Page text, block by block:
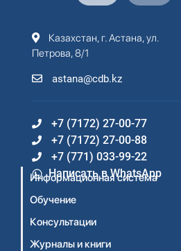
Казахстан, г. Астана, ул.
Петрова, 8/1
astana@cdb.kz
+7 (7172) 27-00-77
+7 (7172) 27-00-88
+7 (771) 033-99-22
Написать в WhatsApp
Информационная система
Обучение
Консультации
Журналы и книги